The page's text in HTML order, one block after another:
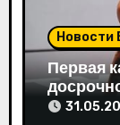
з
а
Новости
Первая
свое